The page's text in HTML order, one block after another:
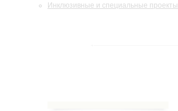
Инклюзивные и специальные проекты